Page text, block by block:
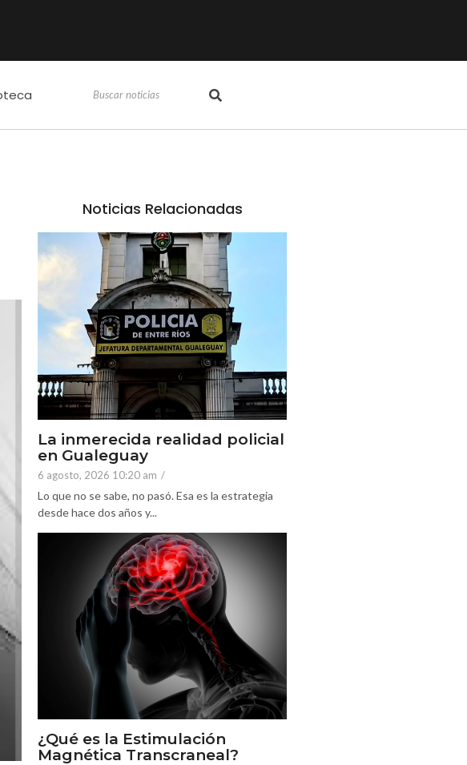
Noticias Relacionadas
La inmerecida realidad policial
en Gualeguay
6 agosto, 2026 10:20 am /
Lo que no se sabe, no pasó. Esa es la estrategia
desde hace dos años y...
¿Qué es la Estimulación
Magnética Transcraneal?